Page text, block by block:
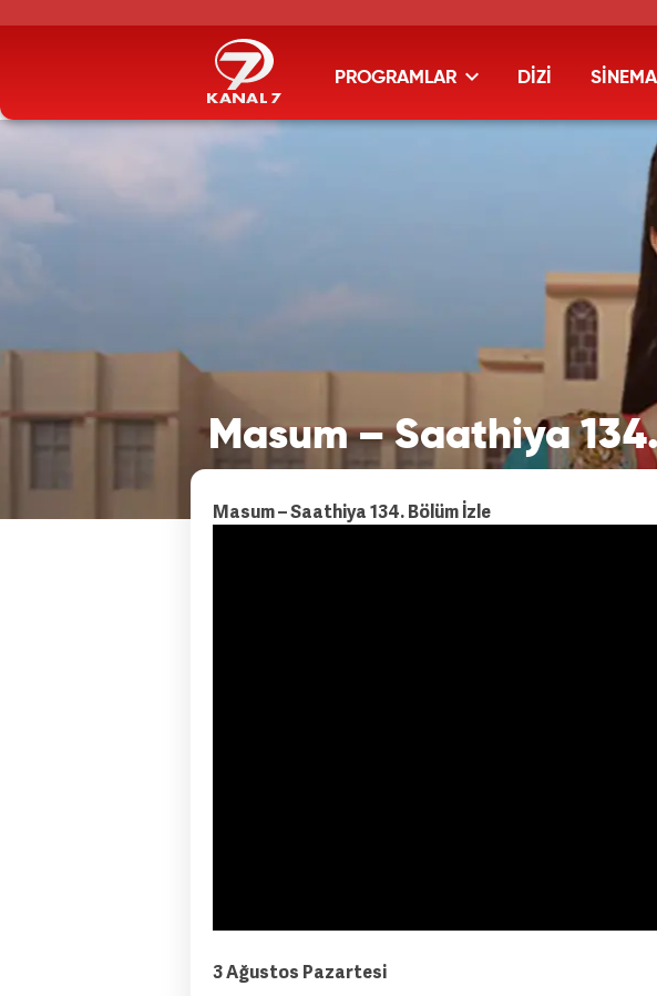
PROGRAMLAR DİZİ SİNEMA
Masum – Saathiya
Masum – Saathiya 134. Bölüm İzle
3 Ağustos Pazartesi